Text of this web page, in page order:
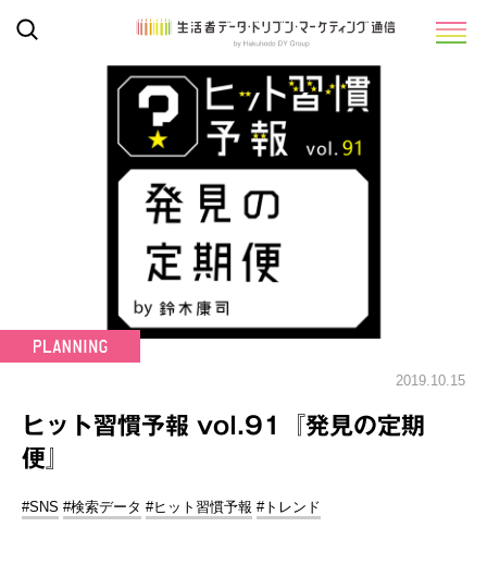
2019.10.15
ヒット習慣予報 vol.91『発見の定期
便』
#SNS #検索データ #ヒット習慣予報 #トレンド